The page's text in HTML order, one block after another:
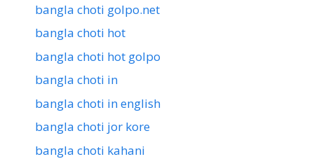
bangla choti golpo.net
bangla choti hot
bangla choti hot golpo
bangla choti in
bangla choti in english
bangla choti jor kore
bangla choti kahani